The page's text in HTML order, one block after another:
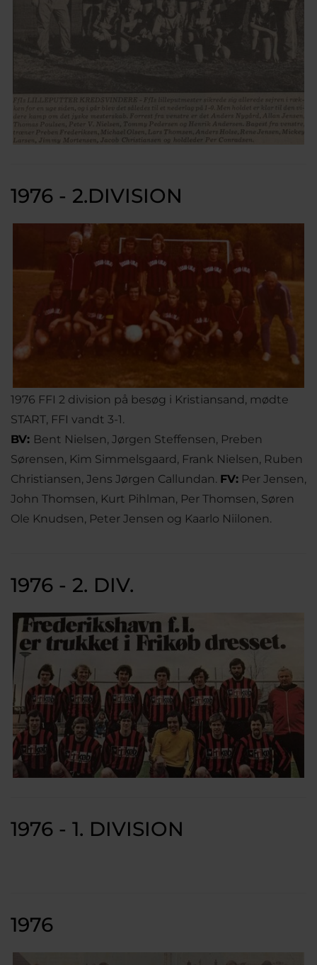
1976 - 2.DIVISION
1976 FFI 2 division på besøg i Kristiansand, mødte
START, FFI vandt 3-1.
BV: Bent Nielsen, Jørgen Steffensen, Preben
Sørensen, Kim Simmelsgaard, Frank Nielsen, Ruben
Christiansen, Jens Jørgen Callundan. FV: Per Jensen,
John Thomsen, Kurt Pihlman, Per Thomsen, Søren
Ole Knudsen, Peter Jensen og Kaarlo Niilonen.
1976 - 2. DIV.
1976 - 1. DIVISION
1976